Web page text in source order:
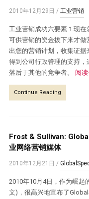
2010年12月29日 / 工业营销
工业营销成功六要素 1.现
可供营销的资金拔下来才
出您的营销计划，收集证
得到公司行政管理的支持
落后于其他的竞争者。 阅
Continue Reading
Frost & Sullivan:
业网络营销媒体
2010年12月21日 /
2010年10月4日，作为崛起
文)，很高兴地宣布了